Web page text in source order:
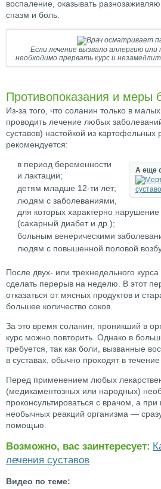
воспаление, оказывать
спазм и боль.
Если лечение вызвало аллергию или
необходимо прервать курс и
Противопоказания и меры
Из-за того, что соланин только в
проводить лечение любых
суставов) настойкой из картофельных
рекомендуется:
А еще
в период беременности
и лактации;
детям младше 12-ти лет;
людям с заболеваниями,
для которых характерно
(сахарный диабет и др.);
больным венерическими
людям с повышенной половой
После двух- или трехнедельного
сделать перерыв на неделю. В этот
отказаться от мясных продуктов и
большее количество соков.
За это время соланин, проникший в
курс можно повторить. Однако в
требуется, так как боли, вызванные
в суставах, обычно проходят в течение
Перед применением любых
(медикаментозных или народных)
проконсультироваться с врачом, а при
необычных реакций организма —
помощью.
Возможно, вас заинтересует:
лечения суставов
Видео по теме: